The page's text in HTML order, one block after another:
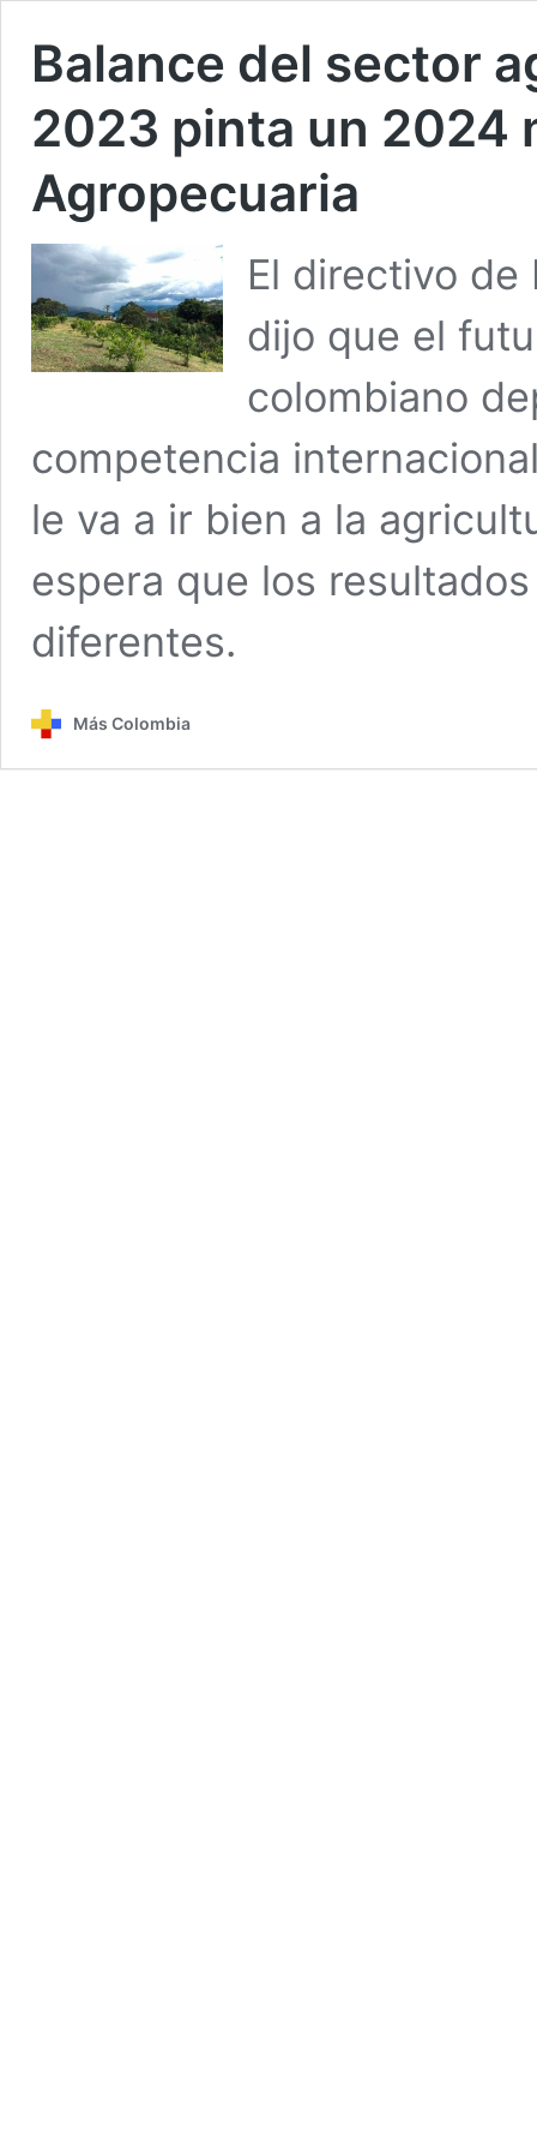
Balance del sector
2023 pinta un 2024
Agropecuaria
El directivo
dijo que el
colombiano
competencia
le va a ir bien a la
espera que los
diferentes.
Más Colombia